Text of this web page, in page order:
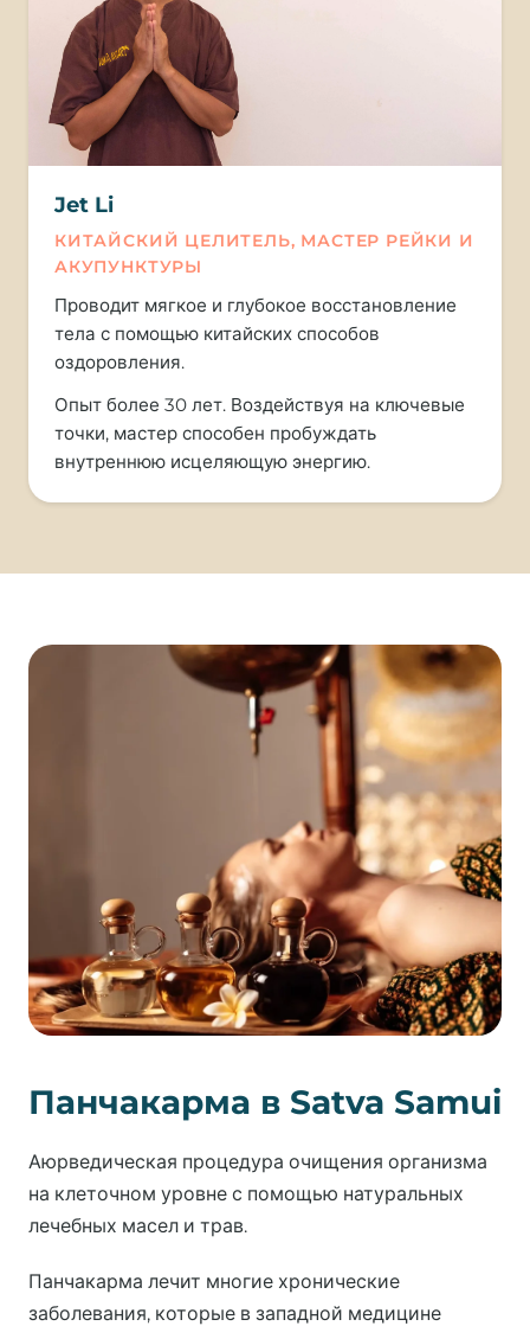
Jet Li
КИТАЙСКИЙ ЦЕЛИТЕЛЬ, МАСТЕР РЕЙКИ И
АКУПУНКТУРЫ
Проводит мягкое и глубокое восстановление
тела с помощью китайских способов
оздоровления.
Опыт более 30 лет. Воздействуя на ключевые
точки, мастер способен пробуждать
внутреннюю исцеляющую энергию.
Панчакарма в Satva Samui
Аюрведическая процедура очищения организма
на клеточном уровне с помощью натуральных
лечебных масел и трав.
Панчакарма лечит многие хронические
заболевания, которые в западной медицине